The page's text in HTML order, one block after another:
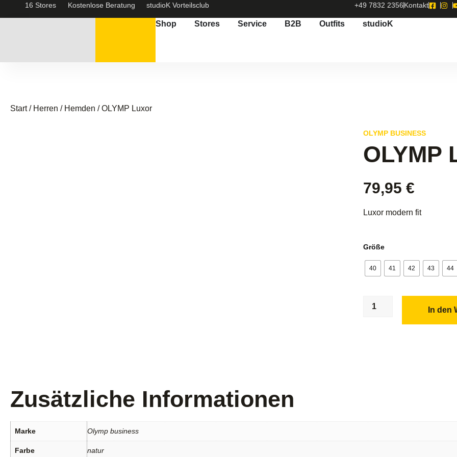
16 Stores Kostenlose Beratung studioK Vorteilsclub +49 7832 2356Kontakt
Shop Stores Service B2B Outfits studioK
Start/ Herren / Hemden / OLYMP Luxor
OLYMP BUSINESS
OLYMP
79,95 €
Luxor modern fit
Größe
40 41 42 43 44
In den
Zusätzliche Informationen
Marke Olymp business
Farbe natur